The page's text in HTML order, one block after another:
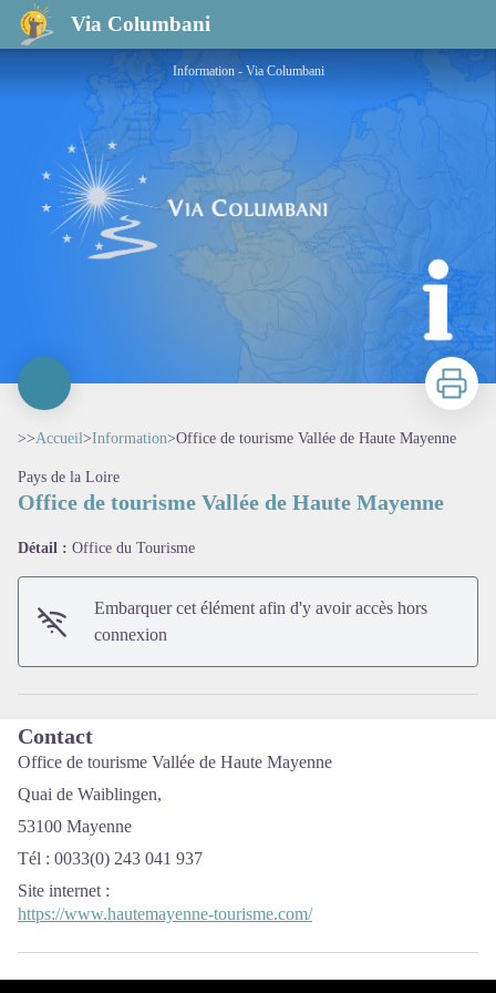
Via Columbani
Office de tourisme Vallée de Haute Mayenne
Information - Via Columbani
Imprimer
>>Accueil>Information>Office de tourisme Vallée de Haute Mayenne
Pays de la Loire
Office de tourisme Vallée de Haute Mayenne
Détail : Office du Tourisme
Embarquer cet élément afin d'y avoir accès hors
connexion
Contact
Office de tourisme Vallée de Haute Mayenne
Quai de Waiblingen,
53100 Mayenne
Tél : 0033(0) 243 041 937
Site internet :
https://www.hautemayenne-tourisme.com/